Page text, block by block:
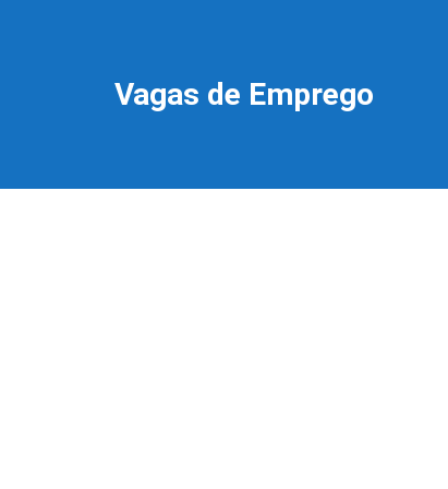
Vagas de Emprego